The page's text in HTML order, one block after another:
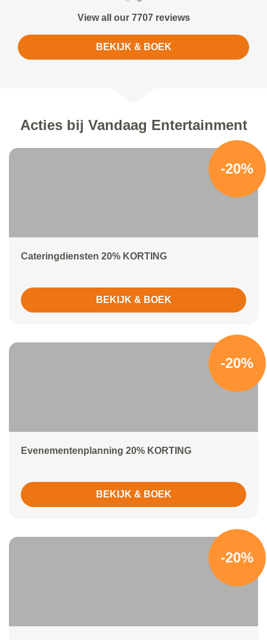
View all our 7707 reviews
BEKIJK & BOEK
Acties bij Vandaag Entertainment
-20%
Cateringdiensten 20% KORTING
BEKIJK & BOEK
-20%
Evenementenplanning 20% KORTING
BEKIJK & BOEK
-20%